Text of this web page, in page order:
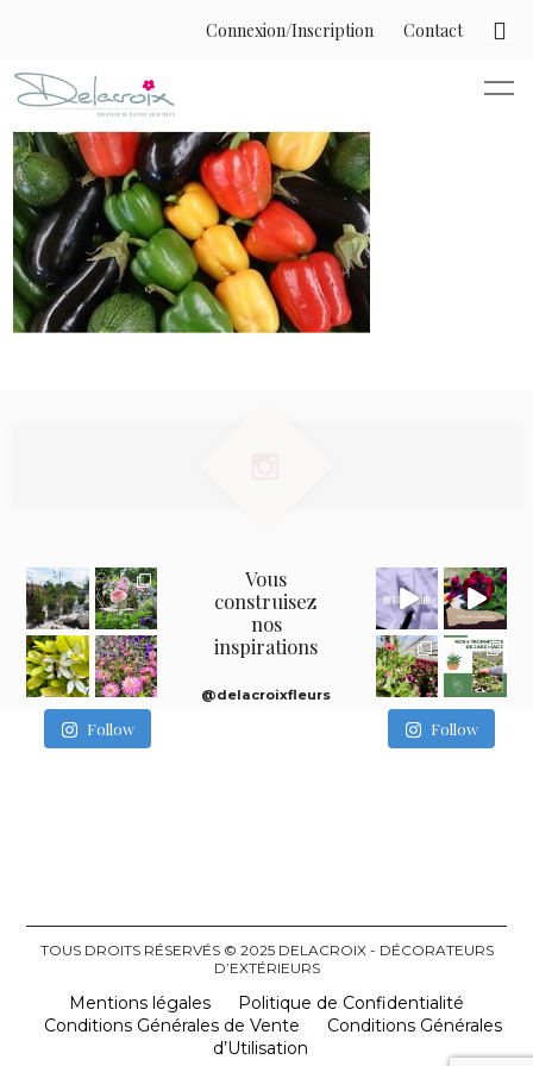
Connexion/Inscription Contact
Follow
Vous
construisez
nos
inspirations
@delacroixfleurs
Follow
TOUS DROITS RÉSERVÉS © 2025 DELACROIX - DÉCORATEURS
D’EXTÉRIEURS
Mentions légales
Politique de Confidentialité
Conditions Générales de Vente
Conditions Générales
d’Utilisation